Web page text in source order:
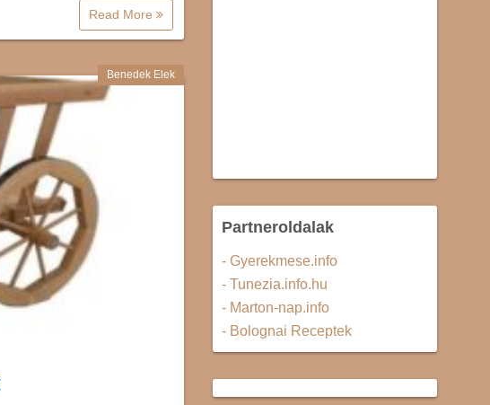
Read More
Benedek Elek
Partneroldalak
- Gyerekmese.info
- Tunezia.info.hu
- Marton-nap.info
- Bolognai Receptek